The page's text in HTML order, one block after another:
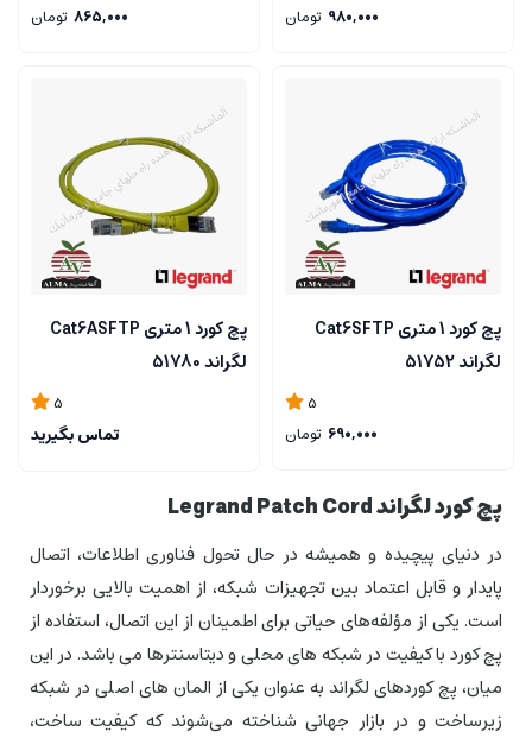
980,000 تومان
865,000 تومان
پچ کورد 1 متری Cat6SFTP
لگراند 51752
5
690,000 تومان
پچ کورد 1 متری Cat6ASFTP
لگراند 51780
5
تماس بگیرید
پچ کورد لگراندLegrand Patch Cord
در دنیای پیچیده و همیشه در حال تحول فناوری اطلاعات، اتصال
پایدار و قابل اعتماد بین تجهیزات شبکه، از اهمیت بالایی برخوردار
است. یکی از مؤلفه‌های حیاتی برای اطمینان از این اتصال، استفاده از
پچ کورد با کیفیت در شبکه های محلی و دیتاسنترها می باشد. در این
میان، پچ کوردهای لگراند به عنوان یکی از المان های اصلی در شبکه
زیرساخت و در بازار جهانی شناخته می‌شوند که کیفیت ساخت،